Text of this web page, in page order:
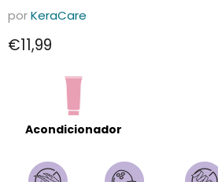
porKeraCare
Precio actual
€11,99
Acondicionador